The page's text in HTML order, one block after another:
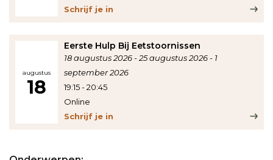
Schrijf je in
augustus
18
Eerste Hulp Bij Eetstoornissen
18 augustus 2026 25 augustus 2026
1
september 2026
19:15-20:45
Online
Schrijf je in